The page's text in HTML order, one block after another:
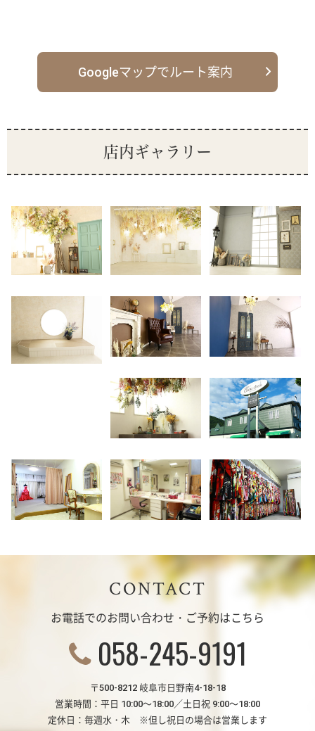
Googleマップでルート案内
店内ギャラリー
CONTACT
お電話でのお問い合わせ・ご予約はこちら
058-245-9191
〒500-8212 岐阜市日野南4-18-18
営業時間：平日 10:00～18:00／土日祝 9:00～18:00
定休日：毎週水・木 ※但し祝日の場合は営業します